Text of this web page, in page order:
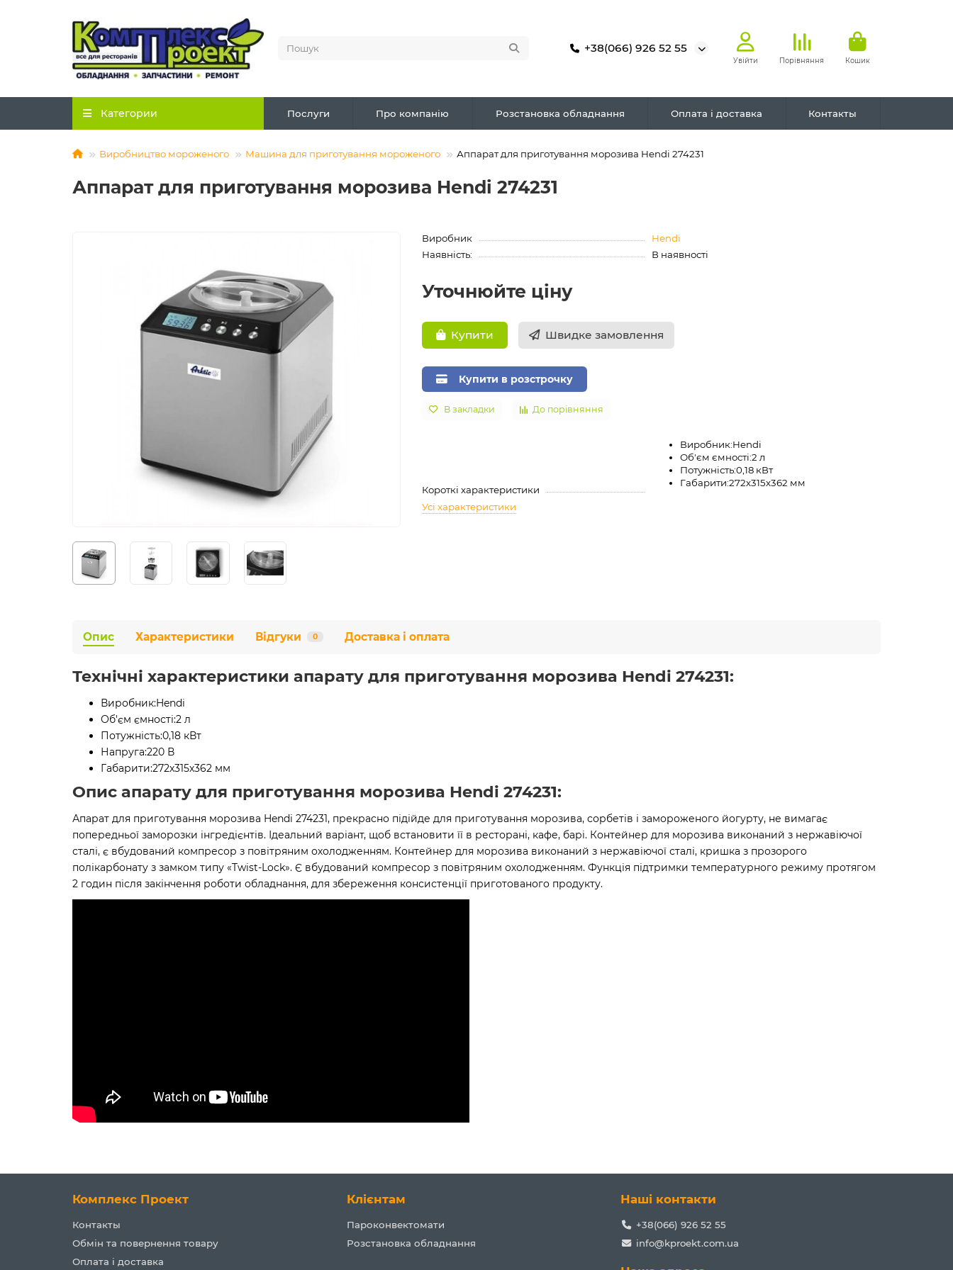
+38(066) 926 52 55
Увійти Порівняння Кошик
Категории Послуги Про компанію Розстановка обладнання Оплата і доставка Контакты
Виробництво мороженого Машина для приготування мороженого Аппарат для приготування морозива Hendi 274231
Аппарат для приготування морозива Hendi 274231
Виробник
Hendi
Наявність:
В наявності
Уточнюйте ціну
Купити Швидке замовлення
Купити в розстрочку
В закладки До порівняння
Короткі характеристики
Виробник:Hendi
Об'єм ємності:2 л
Потужність:0,18 кВт
Габарити:272х315х362 мм
Усі характеристики
Опис Характеристики Відгуки 0 Доставка і оплата
Технічні характеристики апарату для приготування морозива Hendi 274231:
Виробник:Hendi
Об'єм ємності:2 л
Потужність:0,18 кВт
Напруга:220 В
Габарити:272х315х362 мм
Опис апарату для приготування морозива Hendi 274231:
Апарат для приготування морозива Hendi 274231, прекрасно підійде для приготування морозива, сорбетів і замороженого йогурту, не вимагає
попередньої заморозки інгредієнтів. Ідеальний варіант, щоб встановити її в ресторані, кафе, барі. Контейнер для морозива виконаний з нержавіючої
сталі, є вбудований компресор з повітряним охолодженням. Контейнер для морозива виконаний з нержавіючої сталі, кришка з прозорого
полікарбонату з замком типу «Twist-Lock». Є вбудований компресор з повітряним охолодженням. Функція підтримки температурного режиму протягом
2 годин після закінчення роботи обладнання, для збереження консистенції приготованого продукту.
Комплекс Проект
Контакты
Обмін та повернення товару
Оплата і доставка
Клієнтам
Пароконвектомати
Розстановка обладнання
Наші контакти
+38(066) 926 52 55
info@kproekt.com.ua